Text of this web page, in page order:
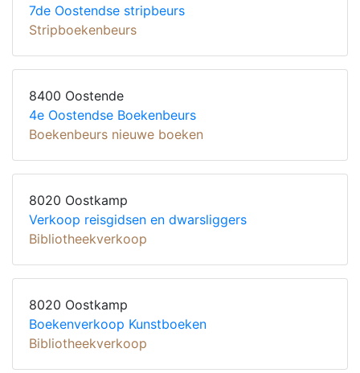
7de Oostendse stripbeurs
Stripboekenbeurs
8400 Oostende
4e Oostendse Boekenbeurs
Boekenbeurs nieuwe boeken
8020 Oostkamp
Verkoop reisgidsen en dwarsliggers
Bibliotheekverkoop
8020 Oostkamp
Boekenverkoop Kunstboeken
Bibliotheekverkoop